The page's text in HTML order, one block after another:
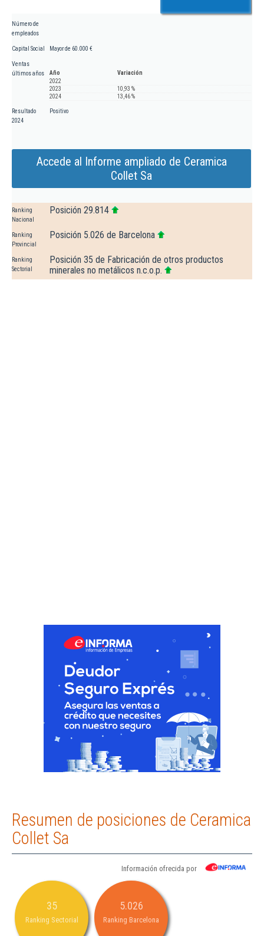
Número de
empleados
Capital Social Mayor de 60.000 €
Ventas
últimos años
Año
Variación
2022
2023
10,93 %
2024
13,46 %
Resultado
2024
Positivo
Accede al Informe ampliado de Ceramica
Collet Sa
Ranking
Nacional
Posición 29.814
Ranking
Provincial
Posición 5.026 de Barcelona
Ranking
Sectorial
Posición 35 de Fabricación de otros productos
minerales no metálicos n.c.o.p.
Resumen de posiciones de Ceramica
Collet Sa
Información ofrecida por
35
Ranking Sectorial
5.026
Ranking Barcelona